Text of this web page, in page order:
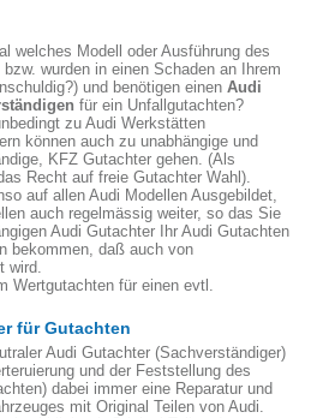
welches Modell oder Ausführung des
wurden in einen Schaden an Ihrem
und benötigen einen Audi
für ein Unfallgutachten?
zu Audi Werkstätten
können auch zu unabhängige und
KFZ Gutachter gehen. (Als
Recht auf freie Gutachter Wahl).
auf allen Audi Modellen Ausgebildet,
auch regelmässig weiter, so das Sie
Audi Gutachter Ihr Audi Gutachten
bekommen, daß auch von
wird.
Wertgutachten für einen evtl.
für Gutachten
Audi Gutachter (Sachverständiger)
und der Feststellung des
dabei immer eine Reparatur und
mit Original Teilen von Audi.